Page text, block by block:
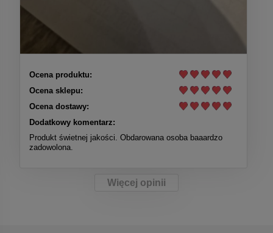
Ocena produktu:
Ocena sklepu:
Ocena dostawy:
Dodatkowy komentarz:
Produkt świetnej jakości. Obdarowana osoba baaardzo
zadowolona.
Więcej opinii